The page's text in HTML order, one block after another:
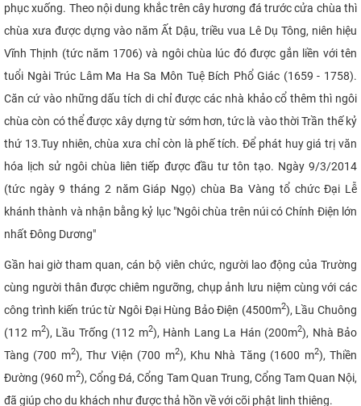
phục xuống. Theo nội dung khắc trên cây hương đá trước cửa chùa thì
chùa xưa được dựng vào năm Ất Dậu, triều vua Lê Dụ Tông, niên hiệu
Vĩnh Thịnh (tức năm 1706) và ngôi chùa lúc đó được gắn liền với tên
tuổi Ngài Trúc Lâm Ma Ha Sa Môn Tuệ Bích Phổ Giác (1659 - 1758).
Căn cứ vào những dấu tích di chỉ được các nhà khảo cổ thêm thì ngôi
chùa còn có thể được xây dựng từ sớm hơn, tức là vào thời Trần thế kỷ
thứ 13.Tuy nhiên, chùa xưa chỉ còn là phế tích. Để phát huy giá trị văn
hóa lịch sử ngôi chùa liên tiếp được đầu tư tôn tạo. Ngày 9/3/2014
(tức ngày9 tháng 2 năm Giáp Ngọ) chùa Ba Vàng tổ chức Đại Lễ
khánhthành và nhận bằng kỷ lục "Ngôi chùa trên núi có Chính Điện lớn
nhất Đông Dương"
Gần hai giờ tham quan, cán bộ viên chức, người lao động của Trường
cùng người thân được chiêm ngưỡng, chụp ảnh lưu niệm cùng với các
công trình kiến trúc từ Ngôi Đại Hùng Bảo Điện (4500m2), Lầu Chuông
(112 m2), Lầu Trống (112 m2), Hành Lang La Hán (200m2), Nhà Bảo
Tàng (700 m2), Thư Viện (700 m2), Khu Nhà Tăng (1600 m2), Thiền
Đường (960 m2), Cổng Đá, Cổng Tam Quan Trung, Cổng Tam Quan Nội,
đã giúp cho du khách như được thả hồn về với cõi phật linh thiêng.